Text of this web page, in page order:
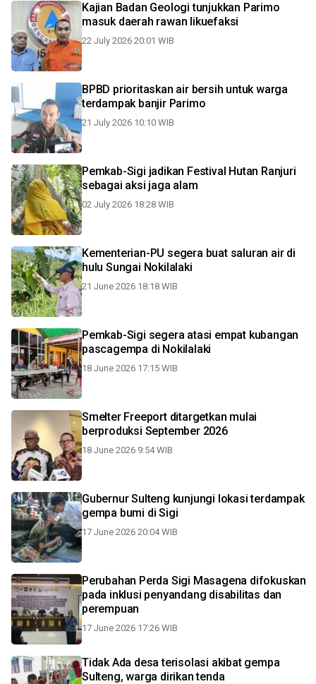
Kajian Badan Geologi tunjukkan Parimo
masuk daerah rawan likuefaksi
22 July 2026 20:01 WIB
BPBD prioritaskan air bersih untuk warga
terdampak banjir Parimo
21 July 2026 10:10 WIB
Pemkab-Sigi jadikan Festival Hutan Ranjuri
sebagai aksi jaga alam
02 July 2026 18:28 WIB
Kementerian-PU segera buat saluran air di
hulu Sungai Nokilalaki
21 June 2026 18:18 WIB
Pemkab-Sigi segera atasi empat kubangan
pascagempa di Nokilalaki
18 June 2026 17:15 WIB
Smelter Freeport ditargetkan mulai
berproduksi September 2026
18 June 2026 9:54 WIB
Gubernur Sulteng kunjungi lokasi terdampak
gempa bumi di Sigi
17 June 2026 20:04 WIB
Perubahan Perda Sigi Masagena difokuskan
pada inklusi penyandang disabilitas dan
perempuan
17 June 2026 17:26 WIB
Tidak Ada desa terisolasi akibat gempa
Sulteng, warga dirikan tenda